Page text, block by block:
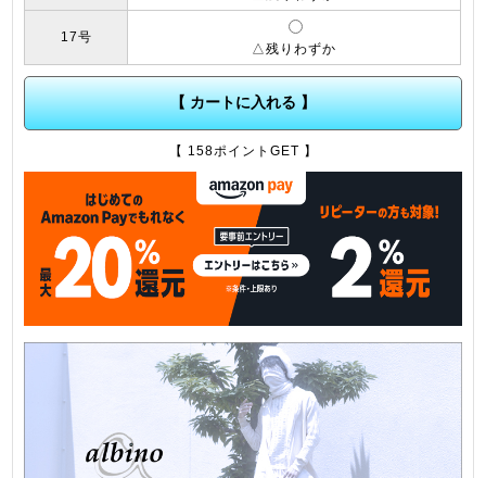
17号
△残りわずか
【 カートに入れる 】
【 158ポイントGET 】